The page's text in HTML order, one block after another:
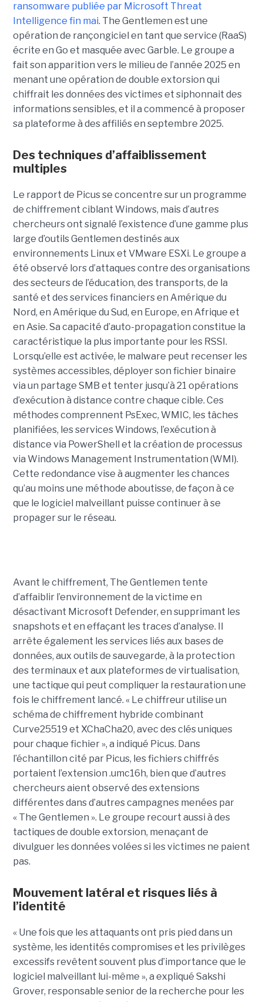
ransomware publiée par Microsoft Threat
Intelligence fin mai. The Gentlemen est une
opération de rançongiciel en tant que service (RaaS)
écrite en Go et masquée avec Garble. Le groupe a
fait son apparition vers le milieu de l’année 2025 en
menant une opération de double extorsion qui
chiffrait les données des victimes et siphonnait des
informations sensibles, et il a commencé à proposer
sa plateforme à des affiliés en septembre 2025.
Des techniques d’affaiblissement
multiples
Le rapport de Picus se concentre sur un programme
de chiffrement ciblant Windows, mais d’autres
chercheurs ont signalé l’existence d’une gamme plus
large d’outils Gentlemen destinés aux
environnements Linux et VMware ESXi. Le groupe a
été observé lors d’attaques contre des organisations
des secteurs de l’éducation, des transports, de la
santé et des services financiers en Amérique du
Nord, en Amérique du Sud, en Europe, en Afrique et
en Asie. Sa capacité d’auto-propagation constitue la
caractéristique la plus importante pour les RSSI.
Lorsqu’elle est activée, le malware peut recenser les
systèmes accessibles, déployer son fichier binaire
via un partage SMB et tenter jusqu’à 21 opérations
d’exécution à distance contre chaque cible. Ces
méthodes comprennent PsExec, WMIC, les tâches
planifiées, les services Windows, l’exécution à
distance via PowerShell et la création de processus
via Windows Management Instrumentation (WMI).
Cette redondance vise à augmenter les chances
qu’au moins une méthode aboutisse, de façon à ce
que le logiciel malveillant puisse continuer à se
propager sur le réseau.
Avant le chiffrement, The Gentlemen tente
d’affaiblir l’environnement de la victime en
désactivant Microsoft Defender, en supprimant les
snapshots et en effaçant les traces d’analyse. Il
arrête également les services liés aux bases de
données, aux outils de sauvegarde, à la protection
des terminaux et aux plateformes de virtualisation,
une tactique qui peut compliquer la restauration une
fois le chiffrement lancé. « Le chiffreur utilise un
schéma de chiffrement hybride combinant
Curve25519 et XChaCha20, avec des clés uniques
pour chaque fichier », a indiqué Picus. Dans
l’échantillon cité par Picus, les fichiers chiffrés
portaient l’extension .umc16h, bien que d’autres
chercheurs aient observé des extensions
différentes dans d’autres campagnes menées par
« The Gentlemen ». Le groupe recourt aussi à des
tactiques de double extorsion, menaçant de
divulguer les données volées si les victimes ne paient
pas.
Mouvement latéral et risques liés à
l’identité
« Une fois que les attaquants ont pris pied dans un
système, les identités compromises et les privilèges
excessifs revêtent souvent plus d’importance que le
logiciel malveillant lui-même », a expliqué Sakshi
Grover, responsable senior de la recherche pour les